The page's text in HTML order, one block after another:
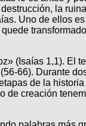
la
Uno de ellos
(Isaías 1,1).
66). Durante
de la
creación